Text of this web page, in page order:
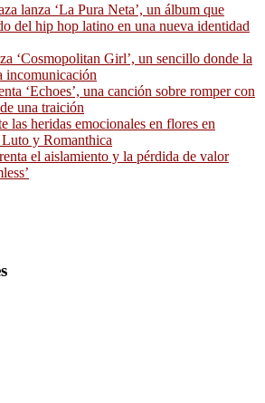
lanza ‘La Pura Neta’, un álbum que
del hip hop latino en una nueva identidad
‘Cosmopolitan Girl’, un sencillo donde la
incomunicación
‘Echoes’, una canción sobre romper con
una traición
las heridas emocionales en flores en
Luto y Romanthica
el aislamiento y la pérdida de valor